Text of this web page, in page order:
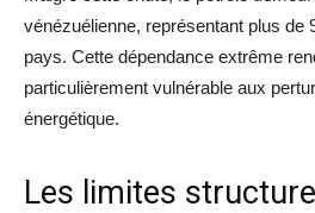
vénézuélienne, représentant plus de
pays. Cette dépendance extrême
particulièrement vulnérable aux
énergétique.
Les limites